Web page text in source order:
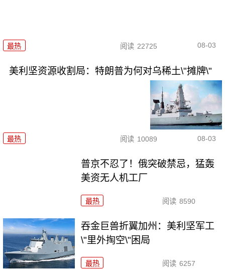
最热 阅读 22725 08-03
美利坚资源收割局：特朗普为何对乌稀土\"摊牌\"
最热 阅读 10089 08-03
普京不忍了！俄突破禁忌，猛轰
美资无人机工厂
最热 阅读 8590
吞金巨兽折翼加州：美利坚军工
\"里外掏空\"困局
最热 阅读 6257